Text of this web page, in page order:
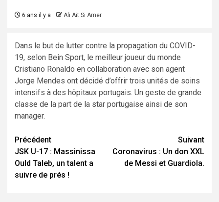
6 ans il y a Ali Ait Si Amer
Dans le but de lutter contre la propagation du COVID-
19, selon Bein Sport, le meilleur joueur du monde
Cristiano Ronaldo en collaboration avec son agent
Jorge Mendes ont décidé d’offrir trois unités de soins
intensifs à des hôpitaux portugais. Un geste de grande
classe de la part de la star portugaise ainsi de son
manager.
Navigation
d’article
Précédent
JSK U-17 : Massinissa
Ould Taleb, un talent a
suivre de prés !
Suivant
Coronavirus : Un don XXL
de Messi et Guardiola.